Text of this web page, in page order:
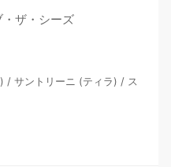
ザ・シーズ
/ サントリーニ (ティラ) / ス